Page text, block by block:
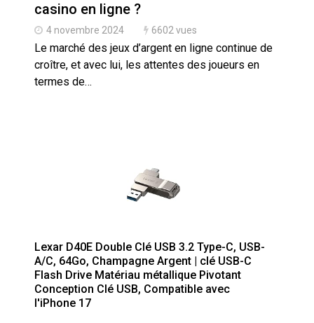
casino en ligne ?
4 novembre 2024 6602 vues
Le marché des jeux d’argent en ligne continue de
croître, et avec lui, les attentes des joueurs en
termes de…
Lexar D40E Double Clé USB 3.2 Type-C, USB-
A/C, 64Go, Champagne Argent | clé USB-C
Flash Drive Matériau métallique Pivotant
Conception Clé USB, Compatible avec
l'iPhone 17